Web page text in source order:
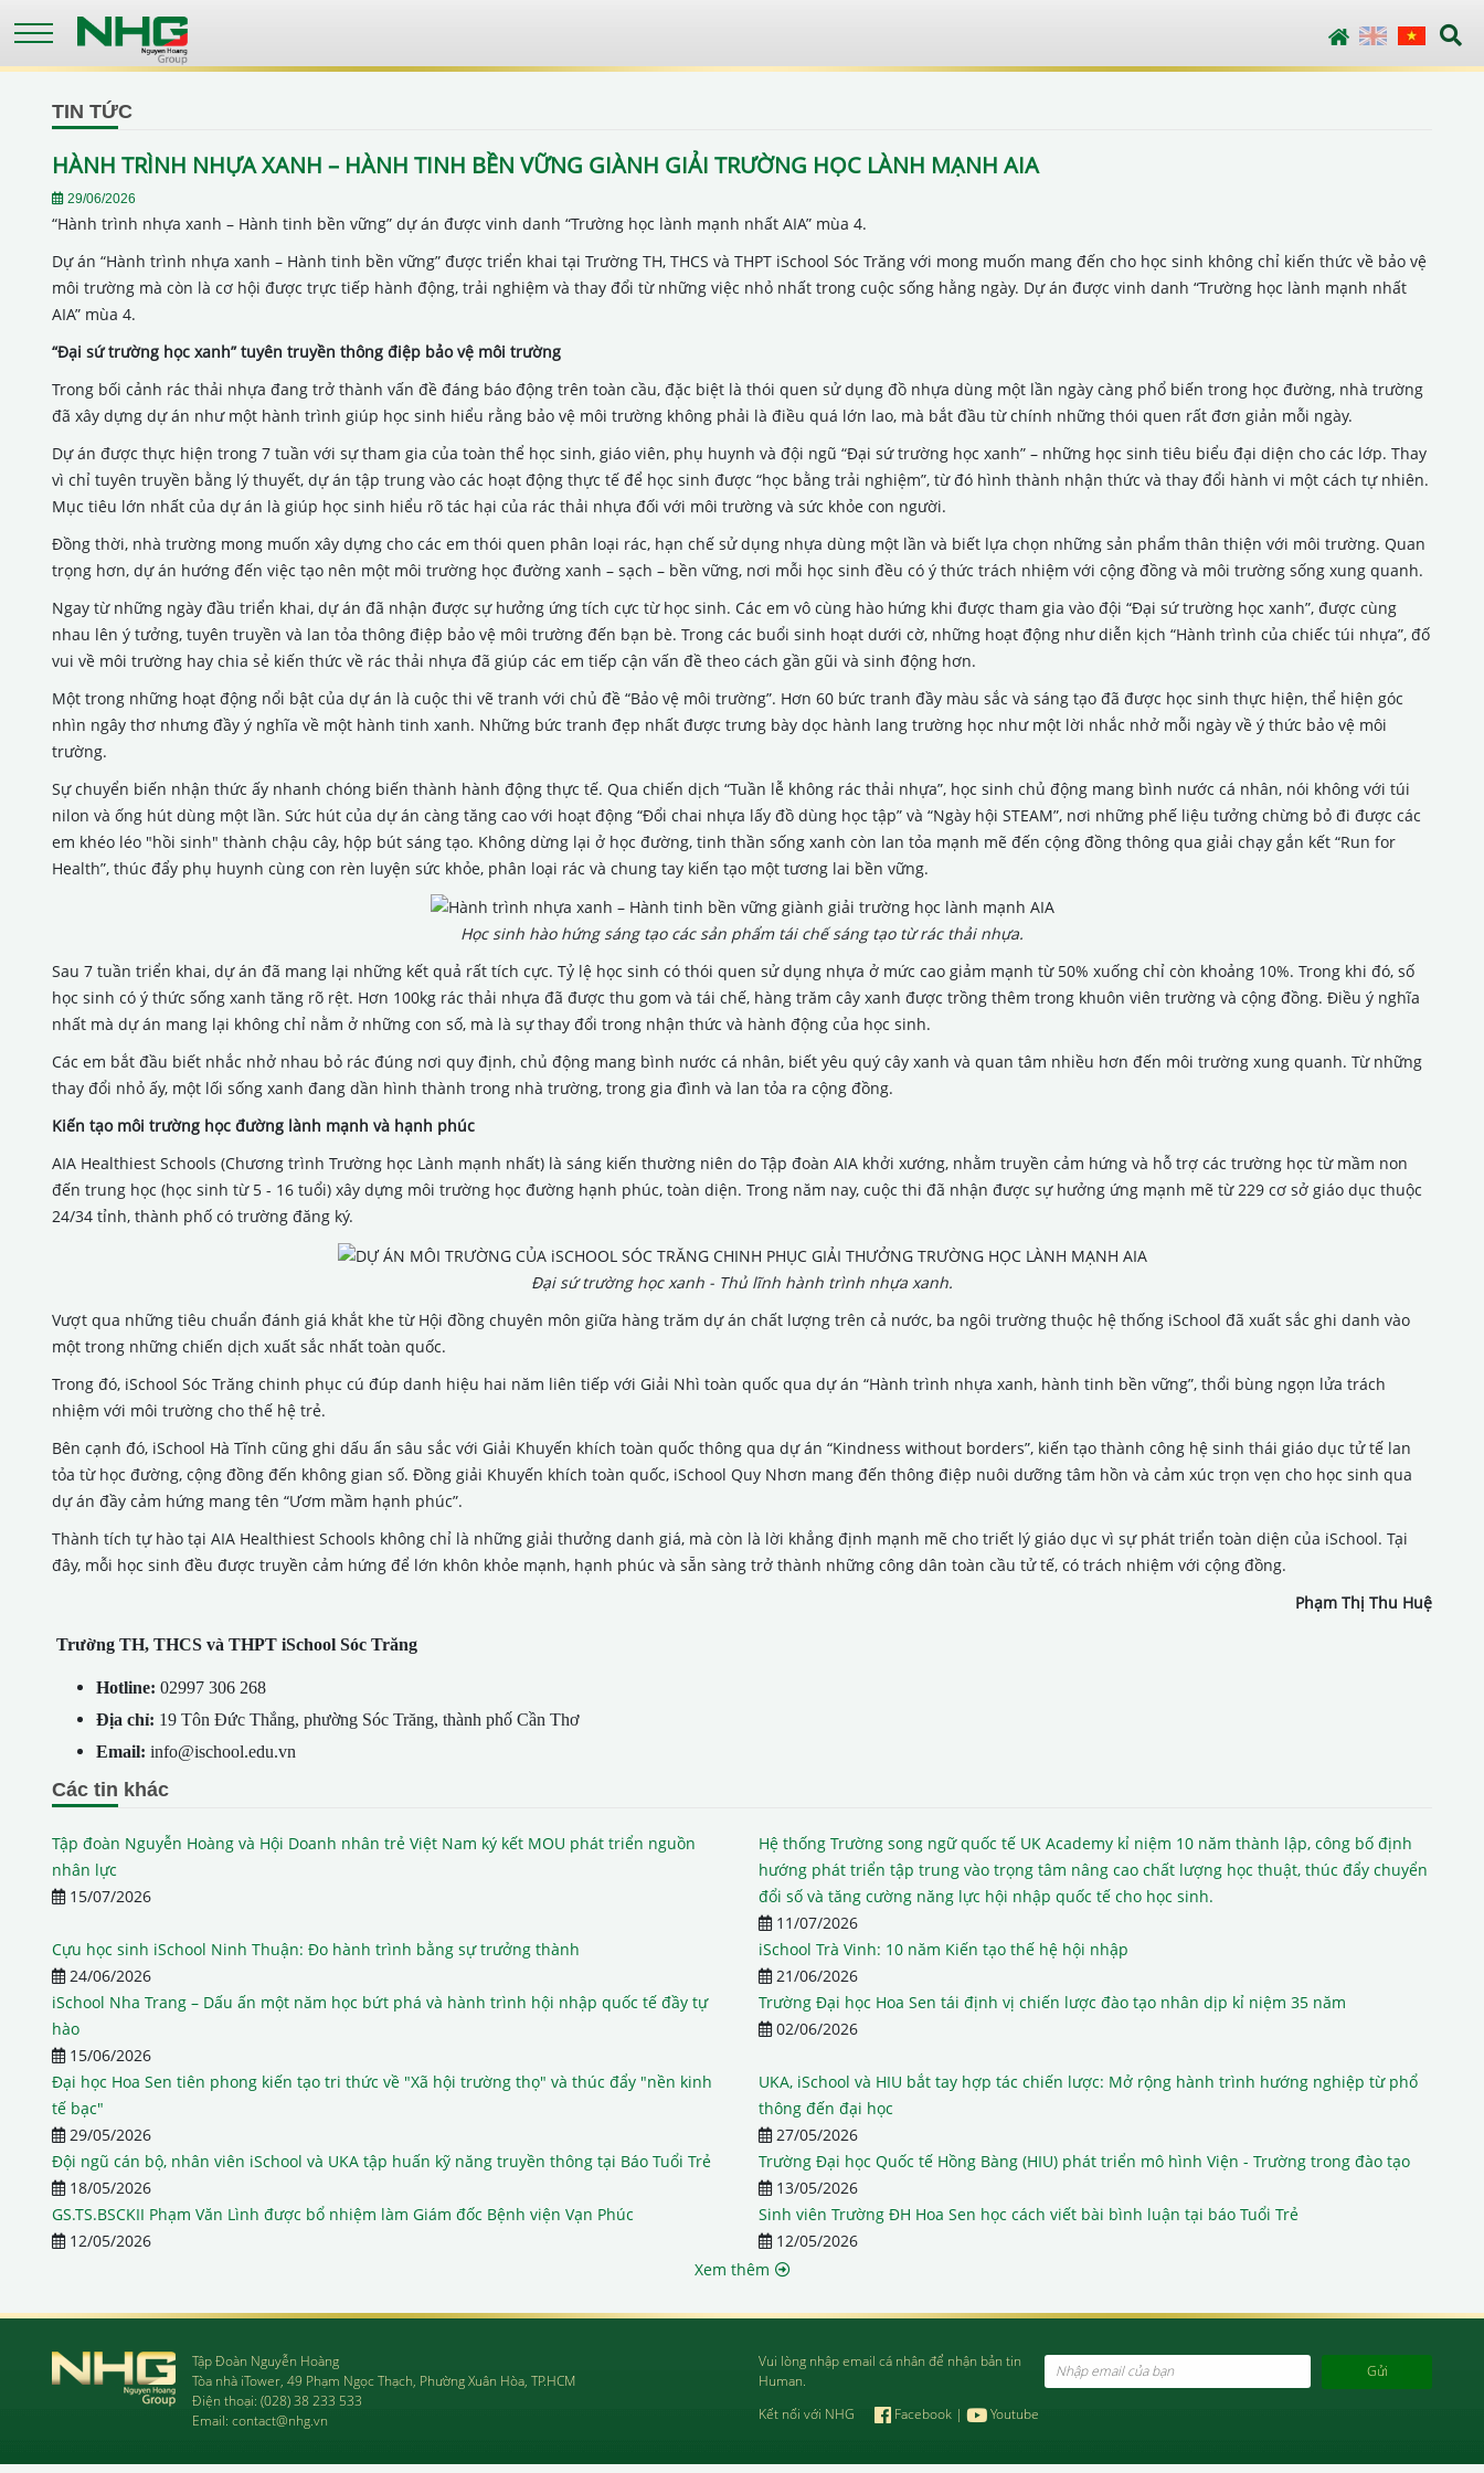
main
TIN TỨC
HÀNH TRÌNH NHỰA XANH – HÀNH TINH BỀN VỮNG GIÀNH GIẢI TRƯỜNG HỌC LÀNH MẠNH AIA
29/06/2026
“Hành trình nhựa xanh – Hành tinh bền vững” dự án được vinh danh “Trường học lành mạnh nhất AIA” mùa 4.
Dự án “Hành trình nhựa xanh – Hành tinh bền vững” được triển khai tại Trường TH, THCS và THPT iSchool Sóc Trăng với mong muốn mang đến cho học sinh không chỉ kiến thức về bảo vệ
môi trường mà còn là cơ hội được trực tiếp hành động, trải nghiệm và thay đổi từ những việc nhỏ nhất trong cuộc sống hằng ngày. Dự án được vinh danh “Trường học lành mạnh nhất
AIA” mùa 4.
“Đại sứ trường học xanh” tuyên truyền thông điệp bảo vệ môi trường
Trong bối cảnh rác thải nhựa đang trở thành vấn đề đáng báo động trên toàn cầu, đặc biệt là thói quen sử dụng đồ nhựa dùng một lần ngày càng phổ biến trong học đường, nhà trường
đã xây dựng dự án như một hành trình giúp học sinh hiểu rằng bảo vệ môi trường không phải là điều quá lớn lao, mà bắt đầu từ chính những thói quen rất đơn giản mỗi ngày.
Dự án được thực hiện trong 7 tuần với sự tham gia của toàn thể học sinh, giáo viên, phụ huynh và đội ngũ “Đại sứ trường học xanh” – những học sinh tiêu biểu đại diện cho các lớp. Thay
vì chỉ tuyên truyền bằng lý thuyết, dự án tập trung vào các hoạt động thực tế để học sinh được “học bằng trải nghiệm”, từ đó hình thành nhận thức và thay đổi hành vi một cách tự nhiên.
Mục tiêu lớn nhất của dự án là giúp học sinh hiểu rõ tác hại của rác thải nhựa đối với môi trường và sức khỏe con người.
Đồng thời, nhà trường mong muốn xây dựng cho các em thói quen phân loại rác, hạn chế sử dụng nhựa dùng một lần và biết lựa chọn những sản phẩm thân thiện với môi trường. Quan
trọng hơn, dự án hướng đến việc tạo nên một môi trường học đường xanh – sạch – bền vững, nơi mỗi học sinh đều có ý thức trách nhiệm với cộng đồng và môi trường sống xung quanh.
Ngay từ những ngày đầu triển khai, dự án đã nhận được sự hưởng ứng tích cực từ học sinh. Các em vô cùng hào hứng khi được tham gia vào đội “Đại sứ trường học xanh”, được cùng
nhau lên ý tưởng, tuyên truyền và lan tỏa thông điệp bảo vệ môi trường đến bạn bè. Trong các buổi sinh hoạt dưới cờ, những hoạt động như diễn kịch “Hành trình của chiếc túi nhựa”, đố
vui về môi trường hay chia sẻ kiến thức về rác thải nhựa đã giúp các em tiếp cận vấn đề theo cách gần gũi và sinh động hơn.
Một trong những hoạt động nổi bật của dự án là cuộc thi vẽ tranh với chủ đề “Bảo vệ môi trường”. Hơn 60 bức tranh đầy màu sắc và sáng tạo đã được học sinh thực hiện, thể hiện góc
nhìn ngây thơ nhưng đầy ý nghĩa về một hành tinh xanh. Những bức tranh đẹp nhất được trưng bày dọc hành lang trường học như một lời nhắc nhở mỗi ngày về ý thức bảo vệ môi
trường.
Sự chuyển biến nhận thức ấy nhanh chóng biến thành hành động thực tế. Qua chiến dịch “Tuần lễ không rác thải nhựa”, học sinh chủ động mang bình nước cá nhân, nói không với túi
nilon và ống hút dùng một lần. Sức hút của dự án càng tăng cao với hoạt động “Đổi chai nhựa lấy đồ dùng học tập” và “Ngày hội STEAM”, nơi những phế liệu tưởng chừng bỏ đi được các
em khéo léo "hồi sinh" thành chậu cây, hộp bút sáng tạo. Không dừng lại ở học đường, tinh thần sống xanh còn lan tỏa mạnh mẽ đến cộng đồng thông qua giải chạy gắn kết “Run for
Health”, thúc đẩy phụ huynh cùng con rèn luyện sức khỏe, phân loại rác và chung tay kiến tạo một tương lai bền vững.
Học sinh hào hứng sáng tạo các sản phẩm tái chế sáng tạo từ rác thải nhựa.
Sau 7 tuần triển khai, dự án đã mang lại những kết quả rất tích cực. Tỷ lệ học sinh có thói quen sử dụng nhựa ở mức cao giảm mạnh từ 50% xuống chỉ còn khoảng 10%. Trong khi đó, số
học sinh có ý thức sống xanh tăng rõ rệt. Hơn 100kg rác thải nhựa đã được thu gom và tái chế, hàng trăm cây xanh được trồng thêm trong khuôn viên trường và cộng đồng. Điều ý nghĩa
nhất mà dự án mang lại không chỉ nằm ở những con số, mà là sự thay đổi trong nhận thức và hành động của học sinh.
Các em bắt đầu biết nhắc nhở nhau bỏ rác đúng nơi quy định, chủ động mang bình nước cá nhân, biết yêu quý cây xanh và quan tâm nhiều hơn đến môi trường xung quanh. Từ những
thay đổi nhỏ ấy, một lối sống xanh đang dần hình thành trong nhà trường, trong gia đình và lan tỏa ra cộng đồng.
Kiến tạo môi trường học đường lành mạnh và hạnh phúc
AIA Healthiest Schools (Chương trình Trường học Lành mạnh nhất) là sáng kiến thường niên do Tập đoàn AIA khởi xướng, nhằm truyền cảm hứng và hỗ trợ các trường học từ mầm non
đến trung học (học sinh từ 5 - 16 tuổi) xây dựng môi trường học đường hạnh phúc, toàn diện. Trong năm nay, cuộc thi đã nhận được sự hưởng ứng mạnh mẽ từ 229 cơ sở giáo dục thuộc
24/34 tỉnh, thành phố có trường đăng ký.
Đại sứ trường học xanh - Thủ lĩnh hành trình nhựa xanh.
Vượt qua những tiêu chuẩn đánh giá khắt khe từ Hội đồng chuyên môn giữa hàng trăm dự án chất lượng trên cả nước, ba ngôi trường thuộc hệ thống iSchool đã xuất sắc ghi danh vào
một trong những chiến dịch xuất sắc nhất toàn quốc.
Trong đó, iSchool Sóc Trăng chinh phục cú đúp danh hiệu hai năm liên tiếp với Giải Nhì toàn quốc qua dự án “Hành trình nhựa xanh, hành tinh bền vững”, thổi bùng ngọn lửa trách
nhiệm với môi trường cho thế hệ trẻ.
Bên cạnh đó, iSchool Hà Tĩnh cũng ghi dấu ấn sâu sắc với Giải Khuyến khích toàn quốc thông qua dự án “Kindness without borders”, kiến tạo thành công hệ sinh thái giáo dục tử tế lan
tỏa từ học đường, cộng đồng đến không gian số. Đồng giải Khuyến khích toàn quốc, iSchool Quy Nhơn mang đến thông điệp nuôi dưỡng tâm hồn và cảm xúc trọn vẹn cho học sinh qua
dự án đầy cảm hứng mang tên “Ươm mầm hạnh phúc”.
Thành tích tự hào tại AIA Healthiest Schools không chỉ là những giải thưởng danh giá, mà còn là lời khẳng định mạnh mẽ cho triết lý giáo dục vì sự phát triển toàn diện của iSchool. Tại
đây, mỗi học sinh đều được truyền cảm hứng để lớn khôn khỏe mạnh, hạnh phúc và sẵn sàng trở thành những công dân toàn cầu tử tế, có trách nhiệm với cộng đồng.
Phạm Thị Thu Huệ
Trường TH, THCS và THPT iSchool Sóc Trăng
Hotline: 02997 306 268
Địa chỉ: 19 Tôn Đức Thắng, phường Sóc Trăng, thành phố Cần Thơ
Email: info@ischool.edu.vn
Các tin khác
Tập đoàn Nguyễn Hoàng và Hội Doanh nhân trẻ Việt Nam ký kết MOU phát triển nguồn
nhân lực
15/07/2026
Hệ thống Trường song ngữ quốc tế UK Academy kỉ niệm 10 năm thành lập, công bố định
hướng phát triển tập trung vào trọng tâm nâng cao chất lượng học thuật, thúc đẩy chuyển
đổi số và tăng cường năng lực hội nhập quốc tế cho học sinh.
11/07/2026
Cựu học sinh iSchool Ninh Thuận: Đo hành trình bằng sự trưởng thành
24/06/2026
iSchool Trà Vinh: 10 năm Kiến tạo thế hệ hội nhập
21/06/2026
iSchool Nha Trang – Dấu ấn một năm học bứt phá và hành trình hội nhập quốc tế đầy tự
hào
15/06/2026
Trường Đại học Hoa Sen tái định vị chiến lược đào tạo nhân dịp kỉ niệm 35 năm
02/06/2026
Đại học Hoa Sen tiên phong kiến tạo tri thức về "Xã hội trường thọ" và thúc đẩy "nền kinh
tế bạc"
29/05/2026
UKA, iSchool và HIU bắt tay hợp tác chiến lược: Mở rộng hành trình hướng nghiệp từ phổ
thông đến đại học
27/05/2026
Đội ngũ cán bộ, nhân viên iSchool và UKA tập huấn kỹ năng truyền thông tại Báo Tuổi Trẻ
18/05/2026
Trường Đại học Quốc tế Hồng Bàng (HIU) phát triển mô hình Viện - Trường trong đào tạo
13/05/2026
GS.TS.BSCKII Phạm Văn Lình được bổ nhiệm làm Giám đốc Bệnh viện Vạn Phúc
12/05/2026
Sinh viên Trường ĐH Hoa Sen học cách viết bài bình luận tại báo Tuổi Trẻ
12/05/2026
Xem thêm
Vui lòng nhập email cá nhân để nhận bản tin
Human.
Email
Kết nối với NHG Facebook | Youtube
Tập Đoàn Nguyễn Hoàng
Tòa nhà iTower, 49 Phạm Ngọc Thạch, Phường Xuân Hòa, TP.HCM
Điện thoại: (028) 38 233 533
Email: contact@nhg.vn